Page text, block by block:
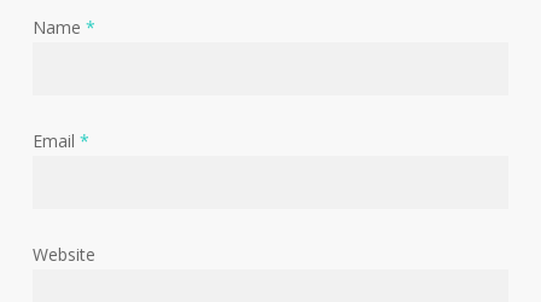
Name *
Email *
Website